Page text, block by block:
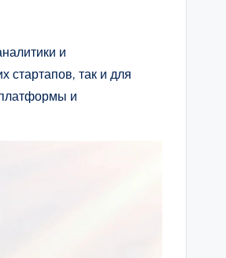
и
стартапов, так и для
и